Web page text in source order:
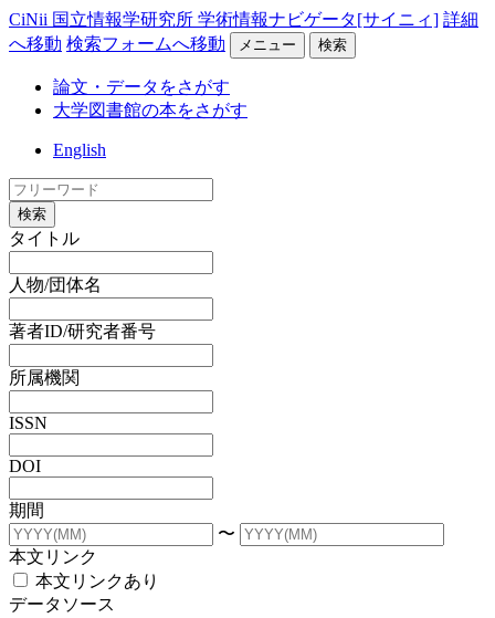
CiNii 国立情報学研究所 学術情報ナビゲータ[サイニィ] 詳細
へ移動 検索フォームへ移動 メニュー 検索
論文・データをさがす
大学図書館の本をさがす
English
検索
タイトル
人物/団体名
著者ID/研究者番号
所属機関
ISSN
DOI
期間
〜
本文リンク
本文リンクあり
データソース